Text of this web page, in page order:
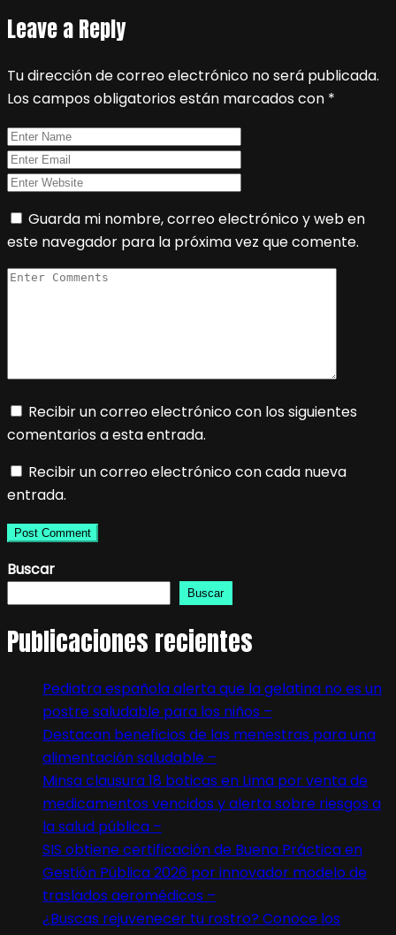
Leave a Reply
Tu dirección de correo electrónico no será publicada.
Los campos obligatorios están marcados con *
Guarda mi nombre, correo electrónico y web en
este navegador para la próxima vez que comente.
Recibir un correo electrónico con los siguientes
comentarios a esta entrada.
Recibir un correo electrónico con cada nueva
entrada.
Buscar
Buscar
Publicaciones recientes
Pediatra española alerta que la gelatina no es un
postre saludable para los niños –
Destacan beneficios de las menestras para una
alimentación saludable –
Minsa clausura 18 boticas en Lima por venta de
medicamentos vencidos y alerta sobre riesgos a
la salud pública –
SIS obtiene certificación de Buena Práctica en
Gestión Pública 2026 por innovador modelo de
traslados aeromédicos –
¿Buscas rejuvenecer tu rostro? Conoce los